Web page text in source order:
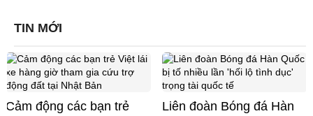
TIN MỚI
Cảm động các bạn trẻ
Liên đoàn Bóng đá Hàn